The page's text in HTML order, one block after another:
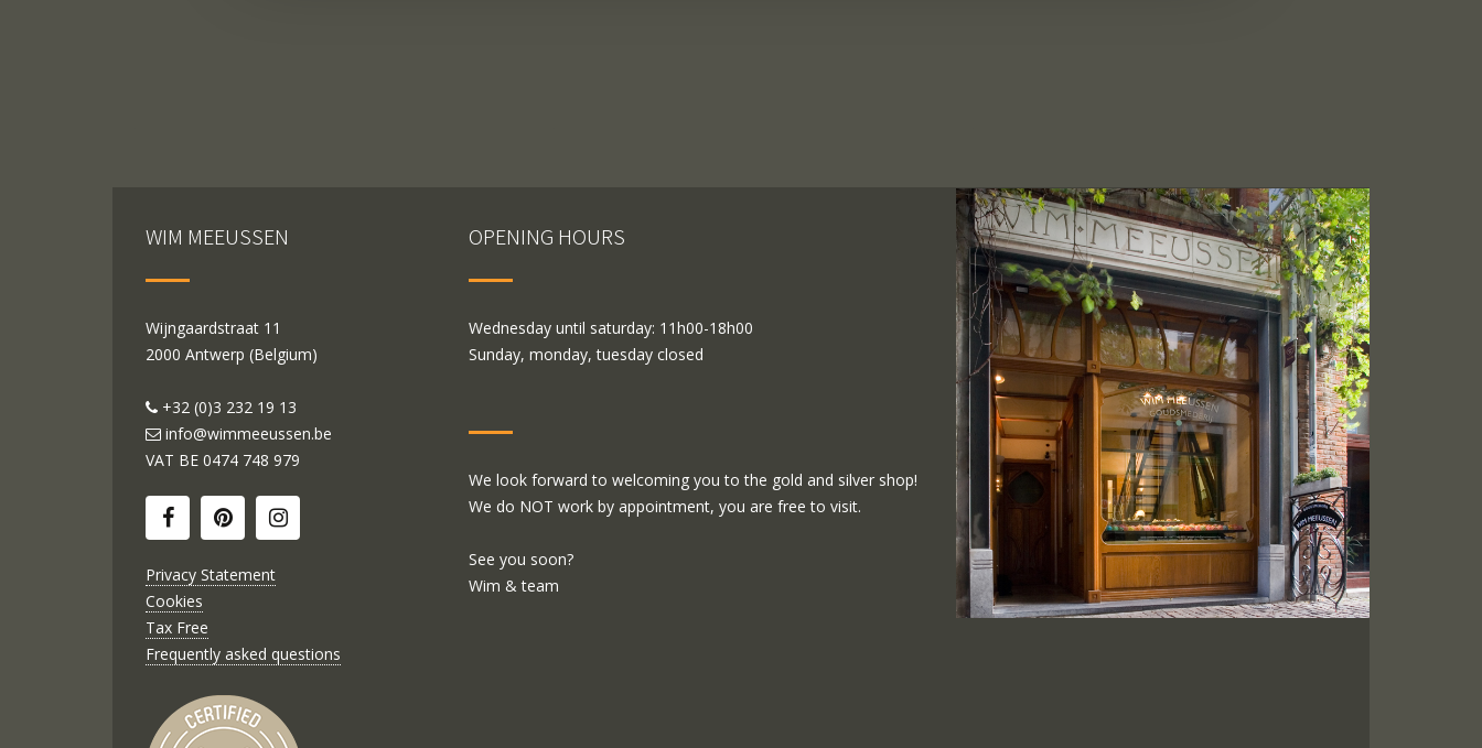
WIM MEEUSSEN
Wijngaardstraat 11
2000 Antwerp (Belgium)
+32 (0)3 232 19 13
info@wimmeeussen.be
VAT BE 0474 748 979
Privacy Statement
Cookies
Tax Free
Frequently asked questions
OPENING HOURS
Wednesday until saturday: 11h00-18h00
Sunday, monday, tuesday closed
We look forward to welcoming you to the gold and silver shop!
We do NOT work by appointment, you are free to visit.
See you soon?
Wim & team